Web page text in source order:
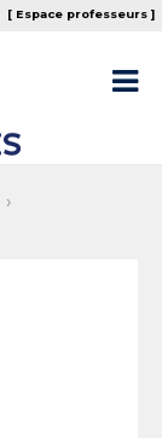
[ Espace professeurs ]

›